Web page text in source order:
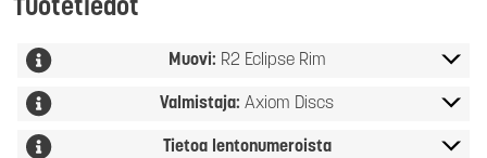
Tuotetiedot
Muovi: R2 Eclipse Rim
Valmistaja: Axiom Discs
Tietoa lentonumeroista